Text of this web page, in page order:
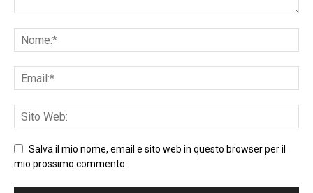
Salva il mio nome, email e sito web in questo browser per il
mio prossimo commento.